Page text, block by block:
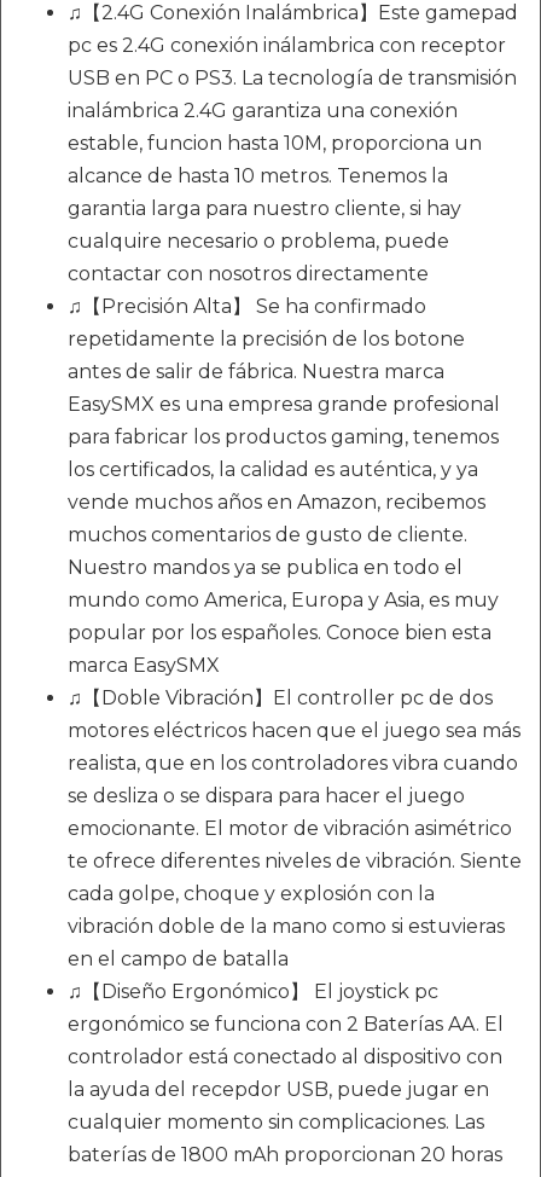
♫【2.4G Conexión Inalámbrica】Este gamepad
pc es 2.4G conexión inálambrica con receptor
USB en PC o PS3. La tecnología de transmisión
inalámbrica 2.4G garantiza una conexión
estable, funcion hasta 10M, proporciona un
alcance de hasta 10 metros. Tenemos la
garantia larga para nuestro cliente, si hay
cualquire necesario o problema, puede
contactar con nosotros directamente
♫【Precisión Alta】 Se ha confirmado
repetidamente la precisión de los botone
antes de salir de fábrica. Nuestra marca
EasySMX es una empresa grande profesional
para fabricar los productos gaming, tenemos
los certificados, la calidad es auténtica, y ya
vende muchos años en Amazon, recibemos
muchos comentarios de gusto de cliente.
Nuestro mandos ya se publica en todo el
mundo como America, Europa y Asia, es muy
popular por los españoles. Conoce bien esta
marca EasySMX
♫【Doble Vibración】El controller pc de dos
motores eléctricos hacen que el juego sea más
realista, que en los controladores vibra cuando
se desliza o se dispara para hacer el juego
emocionante. El motor de vibración asimétrico
te ofrece diferentes niveles de vibración. Siente
cada golpe, choque y explosión con la
vibración doble de la mano como si estuvieras
en el campo de batalla
♫【Diseño Ergonómico】 El joystick pc
ergonómico se funciona con 2 Baterías AA. El
controlador está conectado al dispositivo con
la ayuda del recepdor USB, puede jugar en
cualquier momento sin complicaciones. Las
baterías de 1800 mAh proporcionan 20 horas